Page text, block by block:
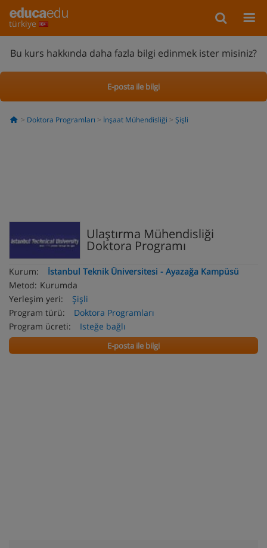
türkiye
Bu kurs hakkında daha fazla bilgi edinmek ister misiniz?
E-posta ile bilgi
Doktora Programları İnşaat Mühendisliği Şişli
Ulaştırma Mühendisliği
Doktora Programı
Kurum:
İstanbul Teknik Üniversitesi - Ayazağa Kampüsü
Metod: Kurumda
Yerleşim yeri:
Şişli
Program türü:
Doktora Programları
Program ücreti:
Isteğe bağlı
E-posta ile bilgi